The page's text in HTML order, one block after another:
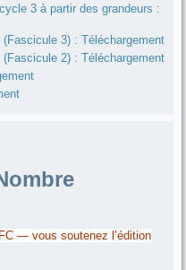
3 à partir des grandeurs :
3) : Téléchargement
2) : Téléchargement
— vous soutenez l’édition